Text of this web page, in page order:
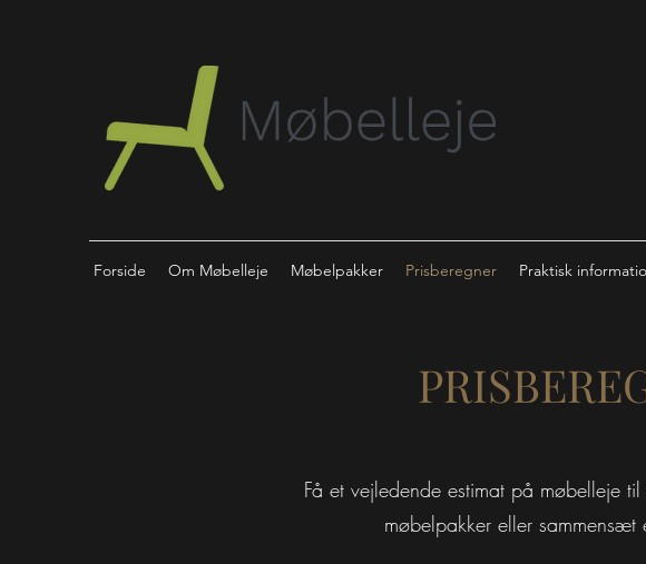
Forside Om Møbelleje Møbelpakker Prisberegner Praktisk
Få et vejledende estimat på møbelleje
møbelpakker eller